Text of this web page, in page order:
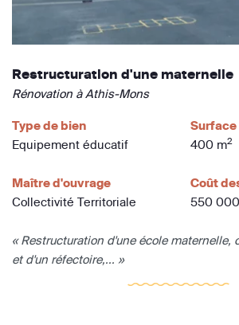
Restructuration d'une maternelle
Rénovation à Athis-Mons
Type de bien
Equipement éducatif
Surface
400 m2
Maître d'ouvrage
Collectivité Territoriale
Coût
550
« Restructuration d'une école maternelle,
et d'un réfectoire,... »